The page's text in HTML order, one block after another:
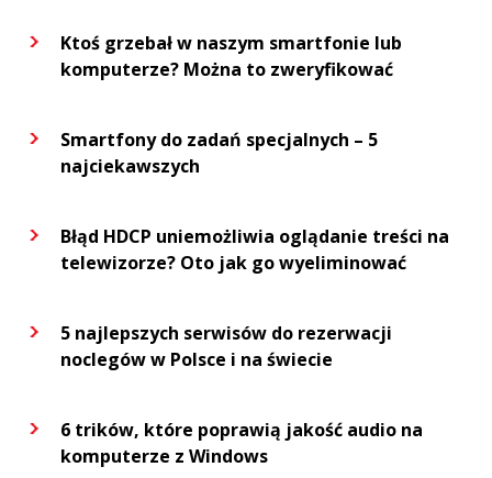
Ktoś grzebał w naszym smartfonie lub
komputerze? Można to zweryfikować
Smartfony do zadań specjalnych – 5
najciekawszych
Błąd HDCP uniemożliwia oglądanie treści na
telewizorze? Oto jak go wyeliminować
5 najlepszych serwisów do rezerwacji
noclegów w Polsce i na świecie
6 trików, które poprawią jakość audio na
komputerze z Windows